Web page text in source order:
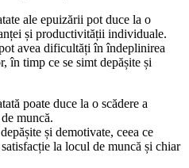
ale epuizării pot duce la o
și productivității individuale.
avea dificultăți în îndeplinirea
în timp ce se simt depășite și
poate duce la o scădere a
muncă.
și demotivate, ceea ce
la locul de muncă și chiar